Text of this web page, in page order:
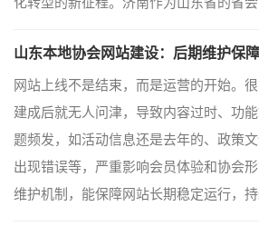
山东本地协会网站建设：后期维护保障网站
网站上线不是结束，而是运营的开始。
建成后就无人问津，导致内容过时、功
题频发，如活动信息还是去年的、政策
出现错误等，严重影响会员体验和协会
维护机制，能保障网站长期稳定运行，